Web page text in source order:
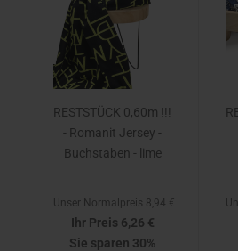
RESTSTÜCK 0,60m !!!
- Romanit Jersey -
Buchstaben - lime
Unser Normalpreis 8,94 €
Ihr Preis 6,26 €
Sie sparen 30%